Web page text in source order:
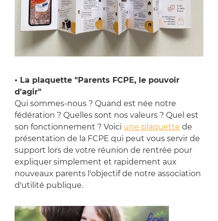
• La plaquette "Parents FCPE, le pouvoir
d'agir"
Qui sommes-nous ? Quand est née notre
fédération ? Quelles sont nos valeurs ? Quel est
son fonctionnement ? Voici une plaquette de
présentation de la FCPE qui peut vous servir de
support lors de votre réunion de rentrée pour
expliquer simplement et rapidement aux
nouveaux parents l'objectif de notre association
d'utilité publique.